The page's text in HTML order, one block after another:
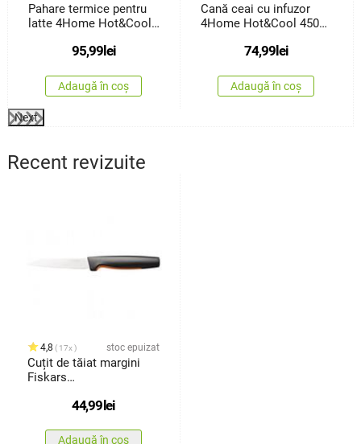
Pahare termice pentru
latte 4Home Hot&Cool
95,99 lei
Adaugă în coș
Cană ceai cu infuzor
4Home Hot&Cool 450
74,99 lei
Adaugă în coș
Next
Recent revizuite
4,8 17x stoc epuizat
Cuțit de tăiat margini
Fiskars
form, 11 cm
44,99lei
Adaugă în coș